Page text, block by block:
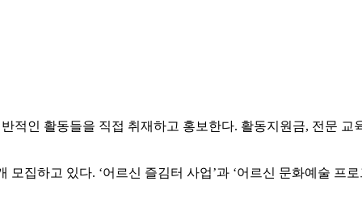
적인 활동들을 직접 취재하고 홍보한다. 활동지원금, 전문
집하고 있다. ‘어르신 즐김터 사업’과 ‘어르신 문화예술 프